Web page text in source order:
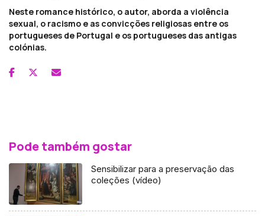
Neste romance histórico, o autor, aborda a violência
sexual, o racismo e as convicções religiosas entre os
portugueses de Portugal e os portugueses das antigas
colónias.
Pode também gostar
Sensibilizar para a preservação das
coleções (vídeo)